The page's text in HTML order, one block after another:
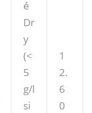
é
Dr
y
(<
5
g/l
si
1
2.
6
0